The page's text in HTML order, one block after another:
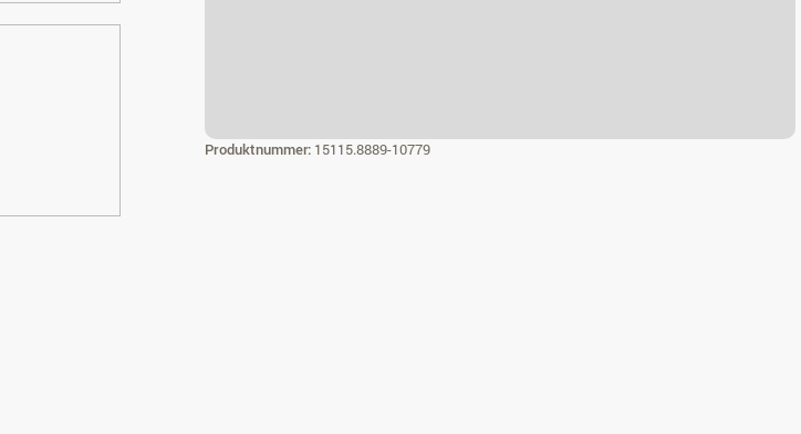
Produktnummer: 15115.8889-10779